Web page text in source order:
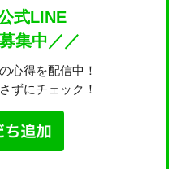
式LINE
集中／／
心得を配信中！
ずにチェック！